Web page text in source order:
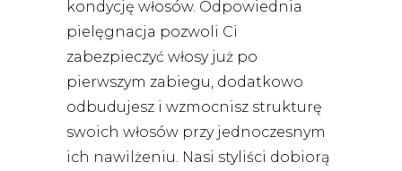
kondycję włosów. Odpowiednia
pielęgnacja pozwoli Ci
zabezpieczyć włosy już po
pierwszym zabiegu, dodatkowo
odbudujesz i wzmocnisz strukturę
swoich włosów przy jednoczesnym
ich nawilżeniu. Nasi styliści dobiorą